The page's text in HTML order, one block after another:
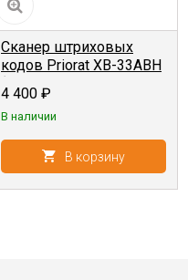
Сканер штриховых
кодов Priorat XB-33ABH
{2D, ручной,
беспроводной, USB-
HID+USB-VCOM}
4 400 ₽
В наличии
В корзину